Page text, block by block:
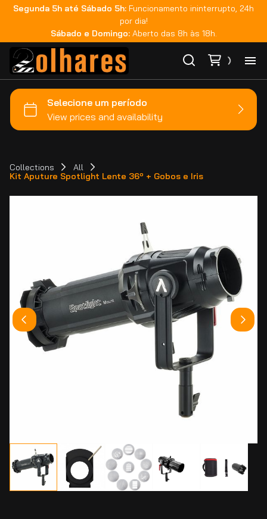
Segunda 5h até Sábado 5h: Funcionamento ininterrupto, 24h
por dia!
Sábado e Domingo: Aberto das 8h às 18h.
Collections
All
Kit Aputure Spotlight Lente 36º + Gobos e Iris